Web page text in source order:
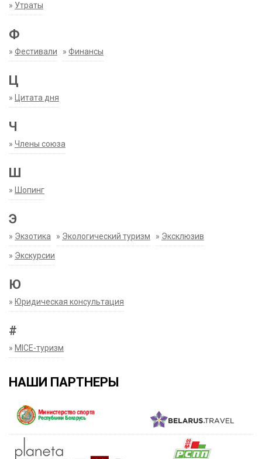
» Утраты
Ф
» Фестивали » Финансы
Ц
» Цитата дня
Ч
» Члены союза
Ш
» Шопинг
Э
» Экзотика » Экологический туризм » Эксклюзив
» Экскурсии
Ю
» Юридическая консультация
#
» MICE-туризм
НАШИ ПАРТНЕРЫ